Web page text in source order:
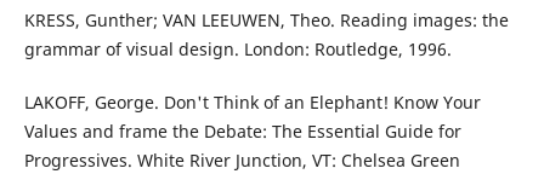
KRESS, Gunther; VAN LEEUWEN, Theo. Reading images: the
grammar of visual design. London: Routledge, 1996.
LAKOFF, George. Don't Think of an Elephant! Know Your
Values and frame the Debate: The Essential Guide for
Progressives. White River Junction, VT: Chelsea Green